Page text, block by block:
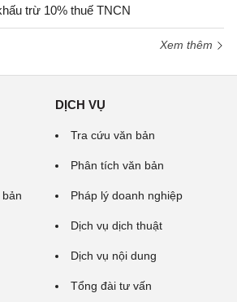
trừ 10% thuế TNCN
Xem thêm
DỊCH VỤ
Tra cứu văn bản
Phân tích văn bản
Pháp lý doanh nghiệp
Dịch vụ dịch thuật
Dịch vụ nội dung
Tổng đài tư vấn